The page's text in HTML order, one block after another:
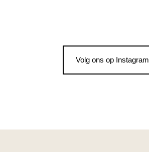
Volg ons op Instagram